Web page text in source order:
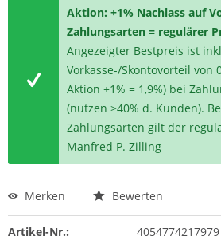
Aktion: +1% Nachlass auf
Zahlungsarten = regulärer
Angezeigter Bestpreis ist
Vorkasse-/Skontovorteil von
Aktion +1% = 1,9%) bei
(nutzen >40% d. Kunden).
Zahlungsarten gilt der
Manfred P. Zilling
Merken Bewerten
Artikel-Nr.: 4054774217979